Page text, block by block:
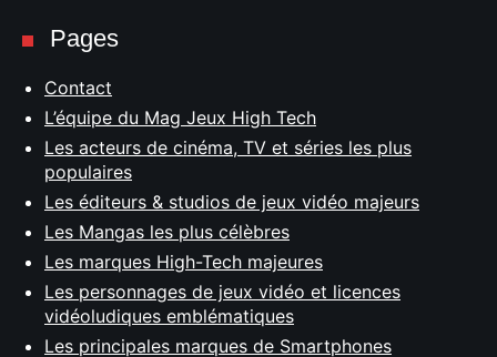
Pages
Contact
L’équipe du Mag Jeux High Tech
Les acteurs de cinéma, TV et séries les plus
populaires
Les éditeurs & studios de jeux vidéo majeurs
Les Mangas les plus célèbres
Les marques High-Tech majeures
Les personnages de jeux vidéo et licences
vidéoludiques emblématiques
Les principales marques de Smartphones